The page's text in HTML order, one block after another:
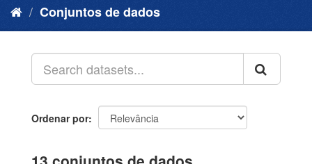
Conjuntos de dados
Ordenar por